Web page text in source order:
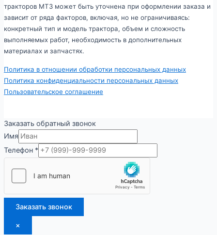
тракторов МТЗ может быть уточнена при оформлении заказа и
зависит от ряда факторов, включая, но не ограничиваясь:
конкретный тип и модель трактора, объем и сложность
выполняемых работ, необходимость в дополнительных
материалах и запчастях.
Политика в отношении обработки персональных данных
Политика конфиденциальности персональных данных
Пользовательское соглашение
Заказать обратный звонок
Имя
Телефон *
Заказать звонок
×